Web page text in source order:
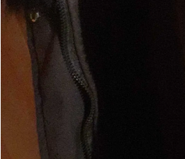
Контакты F.A.Q.